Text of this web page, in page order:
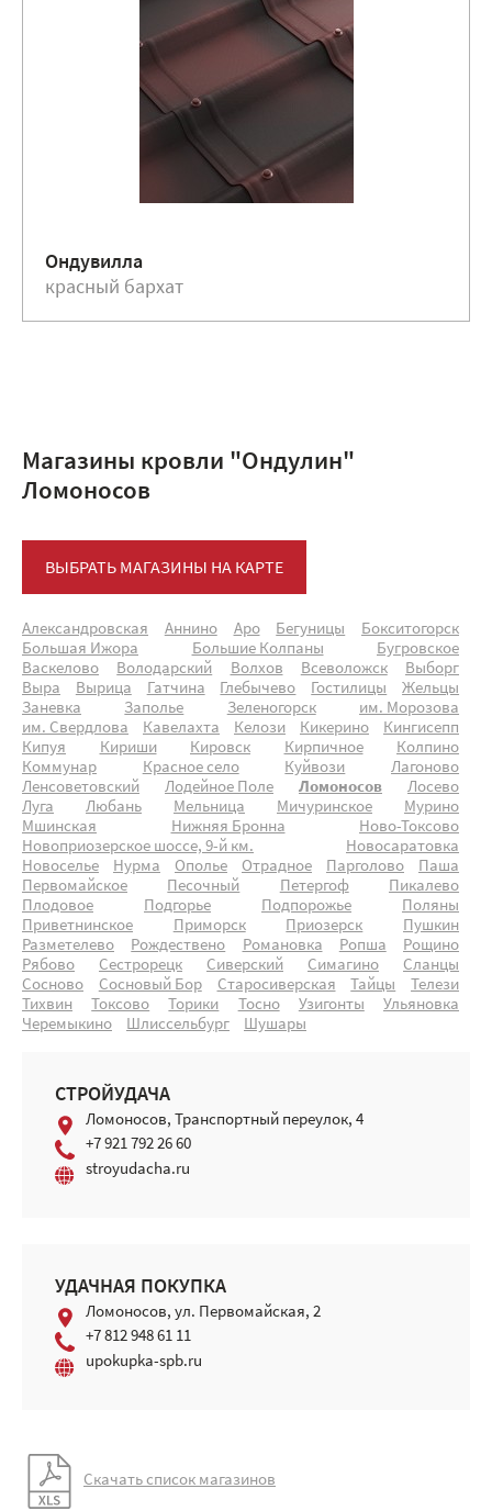
Ондувилла
красный бархат
Магазины кровли "Ондулин"
Ломоносов
ВЫБРАТЬ МАГАЗИНЫ НА КАРТЕ
Александровская Аннино Аро Бегуницы
Бокситогорск
Большая Ижора
Большие Колпаны
Бугровское
Васкелово
Володарский Волхов Всеволожск
Выборг
Выра
Вырица Гатчина Глебычево Гостилицы
Жельцы
Заневка
Заполье Зеленогорск
им. Морозова
им. Свердлова
Кавелахта Келози Кикерино
Кингисепп
Кипуя
Кириши Кировск Кирпичное
Колпино
Коммунар
Красное село Куйвози
Лагоново
Ленсоветовский
Лодейное Поле Ломоносов
Лосево
Луга
Любань Мельница Мичуринское
Мурино
Мшинская
Нижняя Бронна
Ново-Токсово
Новоприозерское шоссе, 9-й км.
Новосаратовка
Новоселье
Нурма Ополье Отрадное Парголово
Паша
Первомайское
Песочный Петергоф
Пикалево
Плодовое
Подгорье Подпорожье
Поляны
Приветнинское
Приморск Приозерск
Пушкин
Разметелево
Рождествено Романовка Ропша
Рощино
Рябово
Сестрорецк Сиверский Симагино
Сланцы
Сосново
Сосновый Бор Старосиверская Тайцы
Телези
Тихвин
Токсово Торики Тосно Узигонты
Ульяновка
Черемыкино
Шлиссельбург Шушары
СТРОЙУДАЧА
Ломоносов, Транспортный переулок, 4
+7 921 792 26 60
stroyudacha.ru
УДАЧНАЯ ПОКУПКА
Ломоносов, ул. Первомайская, 2
+7 812 948 61 11
upokupka-spb.ru
Скачать список магазинов